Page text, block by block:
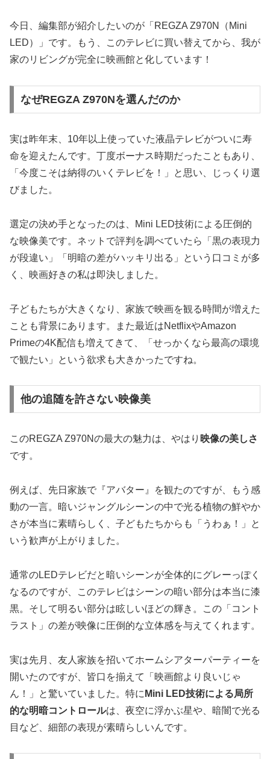
今日、編集部が紹介したいのが「REGZA Z970N（Mini
LED）」です。もう、このテレビに買い替えてから、我が
家のリビングが完全に映画館と化しています！
なぜREGZA Z970Nを選んだのか
実は昨年末、10年以上使っていた液晶テレビがついに寿
命を迎えたんです。丁度ボーナス時期だったこともあり、
「今度こそは納得のいくテレビを！」と思い、じっくり選
びました。
選定の決め手となったのは、Mini LED技術による圧倒的
な映像美です。ネットで評判を調べていたら「黒の表現力
が段違い」「明暗の差がハッキリ出る」という口コミが多
く、映画好きの私は即決しました。
子どもたちが大きくなり、家族で映画を観る時間が増えた
ことも背景にあります。また最近はNetflixやAmazon
Primeの4K配信も増えてきて、「せっかくなら最高の環境
で観たい」という欲求も大きかったですね。
他の追随を許さない映像美
このREGZA Z970Nの最大の魅力は、やはり 映像の美しさ
です。
例えば、先日家族で『アバター』を観たのですが、もう感
動の一言。暗いジャングルシーンの中で光る植物の鮮やか
さが本当に素晴らしく、子どもたちからも「うわぁ！」と
いう歓声が上がりました。
通常のLEDテレビだと暗いシーンが全体的にグレーっぽく
なるのですが、このテレビはシーンの暗い部分は本当に漆
黒。そして明るい部分は眩しいほどの輝き。この「コント
ラスト」の差が映像に圧倒的な立体感を与えてくれます。
実は先月、友人家族を招いてホームシアターパーティーを
開いたのですが、皆口を揃えて「映画館より良いじゃ
ん！」と驚いていました。特に Mini LED技術による局所
的な明暗コントロールは、夜空に浮かぶ星や、暗闇で光る
目など、細部の表現が素晴らしいんです。